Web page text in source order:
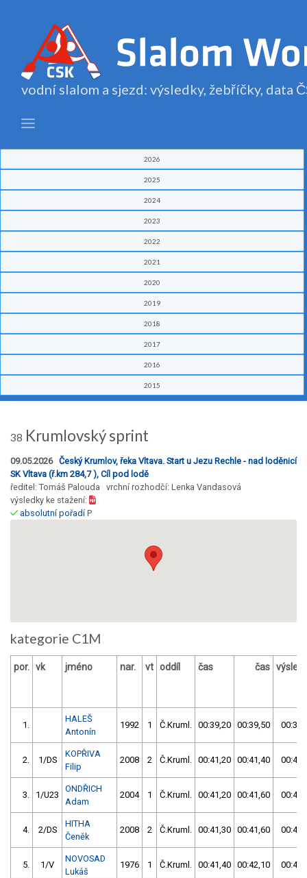
vodní slalom a sjezd: výsledky, žebříčky, data
2026
2025
2024
2023
2022
2021
2020
2019
2018
2017
2016
2015
38 Krumlovský sprint
09.05.2026 Český Krumlov, řeka Vltava. Start u Jezu Rechle - nad loděnicí
SK Vltava (ř.km 284,7 ), Cíl pod lodě
ředitel: Tomáš Palouda vrchní rozhodčí: Lenka Vandasová
výsledky ke stažení:
absolutní pořadíP
kategorie C1M
por. vk jméno nar. vt oddíl čas čas
1.
HALEŠ
Antonín
1992 1 Č.Kruml. 00:39,20 00:39,50
2. 1/DS
KOPŘIVA
Filip
2008 2 Č.Kruml. 00:41,20 00:41,40
3. 1/U23
ONDŘICH
Adam
2004 1 Č.Kruml. 00:41,20 00:41,60
4. 2/DS
HITHA
Čeněk
2008 2 Č.Kruml. 00:41,30 00:41,60
5. 1/V
NOVOSAD
Lukáš
1976 1 Č.Kruml. 00:41,40 00:42,10